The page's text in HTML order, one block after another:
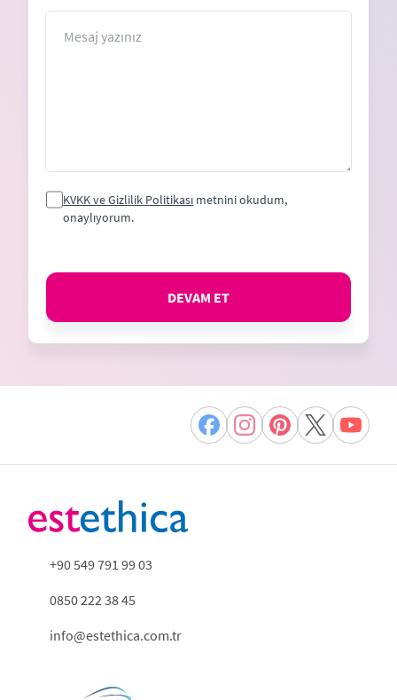
KVKK ve Gizlilik Politikası metnini okudum,
onaylıyorum.
DEVAM ET
+90 549 791 99 03
0850 222 38 45
info@estethica.com.tr